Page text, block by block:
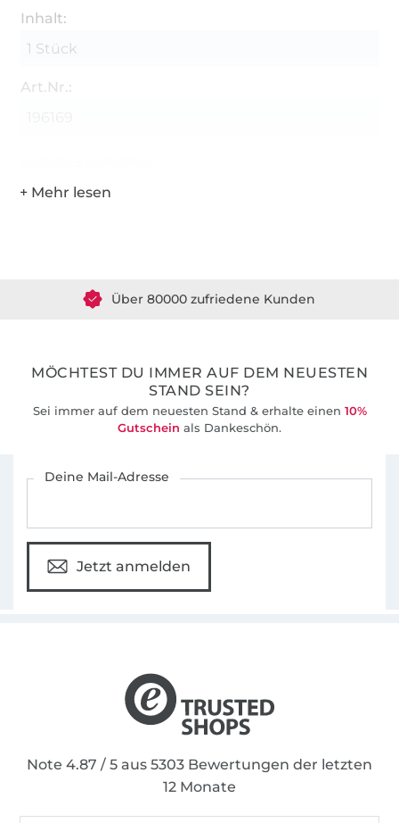
Inhalt:
1 Stück
Art.Nr.:
MÖCHTEST DU IMMER AUF DEM NEUESTEN
STAND SEIN?
Sei immer auf dem neuesten Stand & erhalte einen 10%
Gutschein als Dankeschön.
Deine Mail-Adresse
Jetzt anmelden
Note 4.87 / 5 aus 5303 Bewertungen der letzten
12 Monate